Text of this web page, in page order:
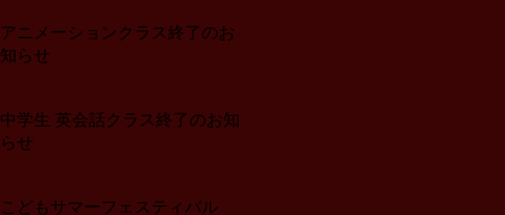
アニメーションクラス終了のお
知らせ
中学生 英会話クラス終了のお知
らせ
こどもサマーフェスティバル